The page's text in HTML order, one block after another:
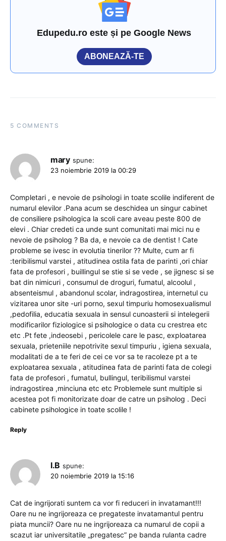
Edupedu.ro este și pe Google News
ABONEAZĂ-TE
5 COMMENTS
mary spune:
23 noiembrie 2019 la 00:29
Completari , e nevoie de psihologi in toate scolile indiferent de
numarul elevilor .Pana acum se deschidea un singur cabinet
de consiliere psihologica la scoli care aveau peste 800 de
elevi . Chiar credeti ca unde sunt comunitati mai mici nu e
nevoie de psiholog ? Ba da, e nevoie ca de dentist ! Cate
probleme se ivesc in evolutia tinerilor ?? Multe, cum ar fi
:teribilismul varstei , atitudinea ostila fata de parinti ,ori chiar
fata de profesori , buillingul se stie si se vede , se jignesc si se
bat din nimicuri , consumul de droguri, fumatul, alcoolul ,
absenteismul , abandonul scolar, indragostirea, internetul cu
vizitarea unor site -uri porno, sexul timpuriu homosexualismul
,pedofilia, educatia sexuala in sensul cunoasterii si intelegerii
modificarilor fiziologice si psihologice o data cu crestrea etc
etc .Pt fete ,indeosebi , pericolele care le pasc, exploatarea
sexuala, prieteniile nepotrivite sexul timpuriu , igiena sexuala,
modalitati de a te feri de cei ce vor sa te racoleze pt a te
exploatarea sexuala , atitudinea fata de parinti fata de colegi
fata de profesori , fumatul, bullingul, teribilismul varstei
indragostirea ,minciuna etc etc Problemele sunt multiple si
acestea pot fi monitorizate doar de catre un psiholog . Deci
cabinete psihologice in toate scolile !
Reply
I.B spune:
20 noiembrie 2019 la 15:16
Cat de ingrijorati suntem ca vor fi reduceri in invatamant!!!
Oare nu ne ingrijoreaza ce pregateste invatamantul pentru
piata muncii? Oare nu ne ingrijoreaza ca numarul de copii a
scazut iar universitatile „pregatesc” pe banda rulanta cadre